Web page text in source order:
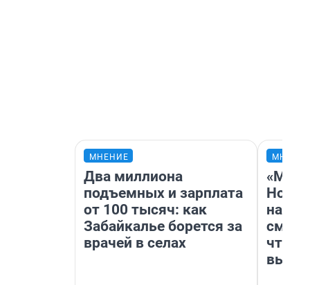
МНЕНИЕ
Два миллиона
подъемных и зарплата
от 100 тысяч: как
Забайкалье борется за
врачей в селах
«Мы